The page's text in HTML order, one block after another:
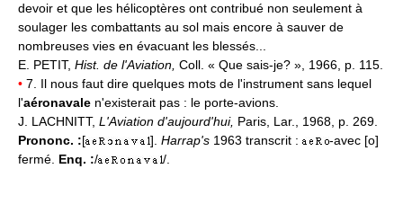
devoir et que les hélicoptères ont contribué non seulement à
soulager les combattants au sol mais encore à sauver de
nombreuses vies en évacuant les blessés...
E. PETIT, Hist. de l'Aviation, Coll. « Que sais-je? », 1966, p. 115.
• 7. Il nous faut dire quelques mots de l'instrument sans lequel
l'aéronavale n'existerait pas : le porte-avions.
J. LACHNITT, L'Aviation d'aujourd'hui, Paris, Lar., 1968, p. 269.
Prononc. :[ ]. Harrap's 1963 transcrit :
-avec [o]
fermé. Enq. :/ /.